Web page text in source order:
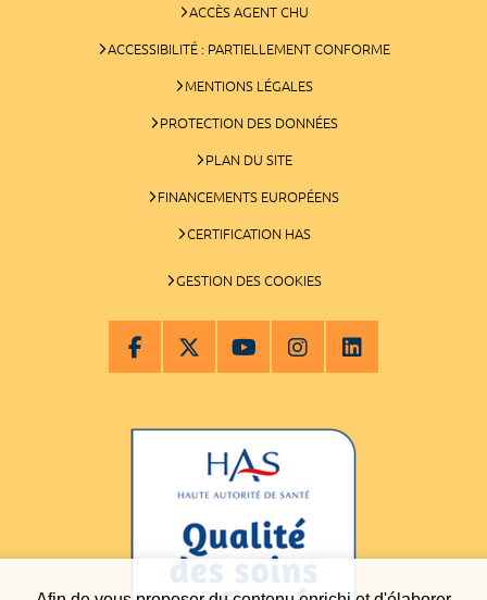
ACCÈS AGENT CHU
ACCESSIBILITÉ : PARTIELLEMENT CONFORME
MENTIONS LÉGALES
PROTECTION DES DONNÉES
PLAN DU SITE
FINANCEMENTS EUROPÉENS
CERTIFICATION HAS
GESTION DES COOKIES